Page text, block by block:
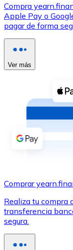
XRP
XRP
Ver todo
Compra
Comprar
Transferencia
Tarjeta de
Utiliza
Comprar con
Tienda -
Compra
Apple Pay o
pagar de forma
Ver más
Comprar
Realiza tu compra
transferencia
segura.